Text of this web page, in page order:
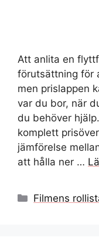
Att anlita en
förutsättning för
men prislappen
var du bor, när
du behöver
komplett
jämförelse
att hålla ner …
Kategorier
Filmens